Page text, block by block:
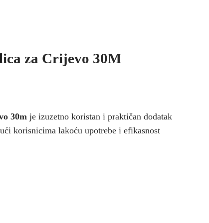
za Crijevo 30M
30m je izuzetno koristan i praktičan dodatak
korisnicima lakoću upotrebe i efikasnost